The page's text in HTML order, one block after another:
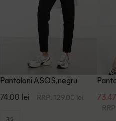
Pantaloni ASOS, negru
74.00 lei RRP: 129.00 lei